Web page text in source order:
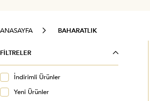
ANASAYFA BAHARATLIK
FILTRELER
İndirimli Ürünler
Yeni Ürünler